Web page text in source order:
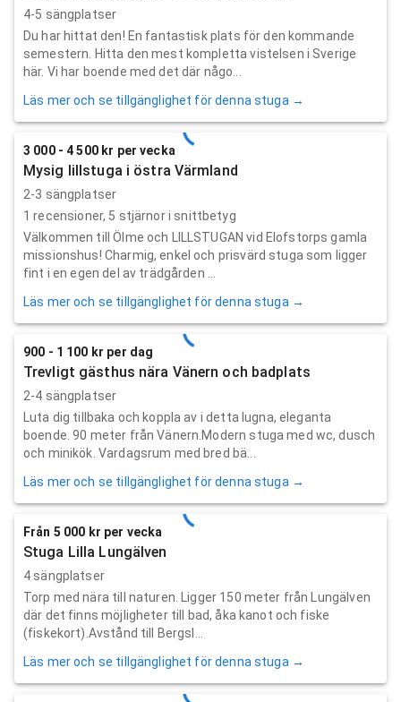
4-5 sängplatser
Du har hittat den! En fantastisk plats för den kommande
semestern. Hitta den mest kompletta vistelsen i Sverige
här. Vi har boende med det där någo...
Läs mer och se tillgänglighet för denna stuga →
3 000 - 4 500 kr per vecka
Mysig lillstuga i östra Värmland
2-3 sängplatser
1 recensioner, 5 stjärnor i snittbetyg
Välkommen till Ölme och LILLSTUGAN vid Elofstorps gamla
missionshus! Charmig, enkel och prisvärd stuga som ligger
fint i en egen del av trädgården ...
Läs mer och se tillgänglighet för denna stuga →
900 - 1 100 kr per dag
Trevligt gästhus nära Vänern och badplats
2-4 sängplatser
Luta dig tillbaka och koppla av i detta lugna, eleganta
boende. 90 meter från Vänern.Modern stuga med wc, dusch
och minikök. Vardagsrum med bred bä...
Läs mer och se tillgänglighet för denna stuga →
Från 5 000 kr per vecka
Stuga Lilla Lungälven
4 sängplatser
Torp med nära till naturen. Ligger 150 meter från Lungälven
där det finns möjligheter till bad, åka kanot och fiske
(fiskekort).Avstånd till Bergsl...
Läs mer och se tillgänglighet för denna stuga →